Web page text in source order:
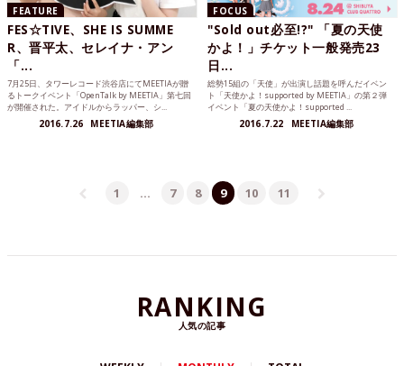
FEATURE
FES☆TIVE、SHE IS SUMME
R、晋平太、セレイナ・アン
「...
7月25日、タワーレコード渋谷店にてMEETIAが贈
るトークイベント「OpenTalk by MEETIA」第七回
が開催された。アイドルからラッパー、シ...
2016.7.26 MEETIA編集部
FOCUS
"Sold out必至!?" 「夏の天使
かよ！」チケット一般発売23
日...
総勢15組の「天使」が出演し話題を呼んだイベン
ト「天使かよ！supported by MEETIA」の第２弾
イベント「夏の天使かよ！supported ...
2016.7.22 MEETIA編集部
1 … 7 8 9 10 11
RANKING
人気の記事